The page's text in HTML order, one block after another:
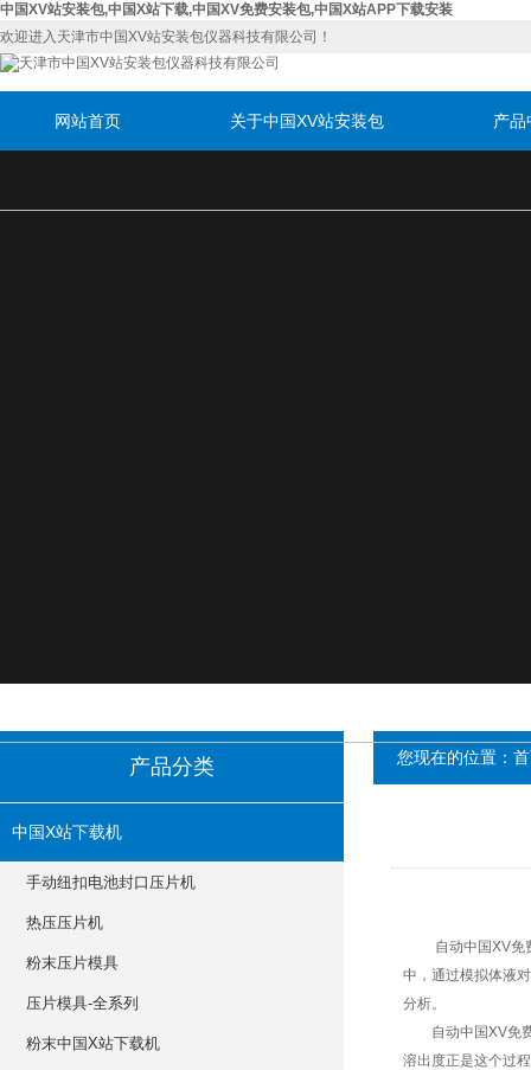
中国XV站安装包,中国X站下载,中国XV免费安装包,中国X站APP下载安装
欢迎进入天津市中国XV站安装包仪器科技有限公司！
网站首页 关于中国XV站安装包 产品
产品分类
中国X站下载机
手动纽扣电池封口压片机
热压压片机
粉末压片模具
压片模具-全系列
粉末中国X站下载机
您现在的位置：
自动中国XV免费
中，通过模拟体
分析。
自动中国XV免费安
溶出度正是这个过程